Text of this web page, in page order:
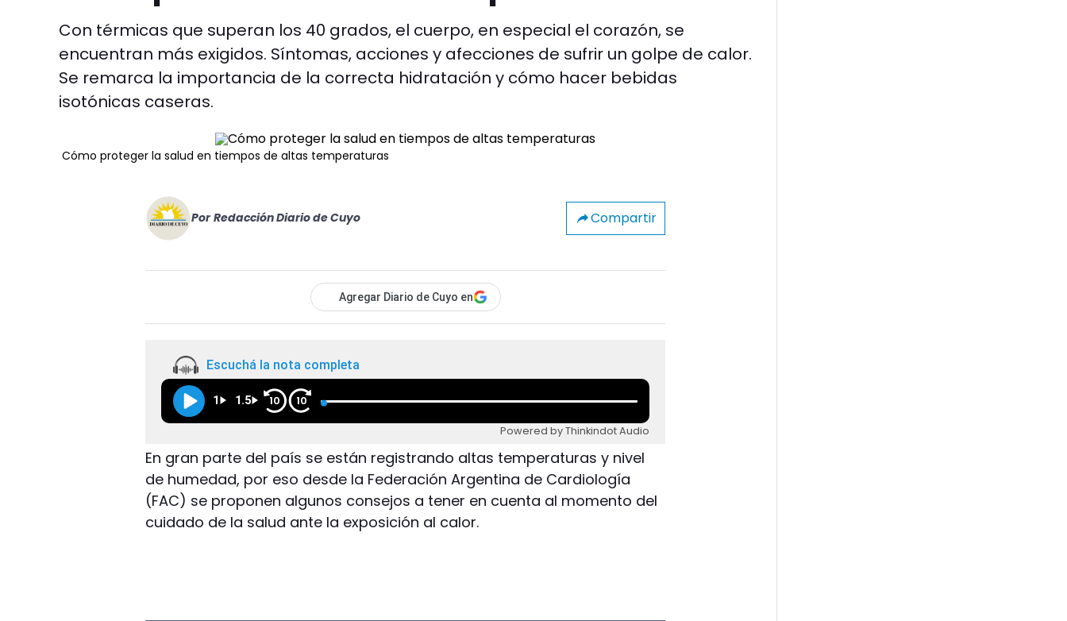
Con térmicas que superan los 40 grados, el cuerpo, en especial el corazón, se
encuentran más exigidos. Síntomas, acciones y afecciones de sufrir un golpe de calor.
Se remarca la importancia de la correcta hidratación y cómo hacer bebidas
isotónicas caseras.
Cómo proteger la salud en tiempos de altas temperaturas
Por Redacción Diario de Cuyo Compartir
Agregar Diario de Cuyo en
Escuchá la nota completa
1 1.5 10 10
Powered by Thinkindot Audio
En gran parte del país se están registrando altas temperaturas y nivel
de humedad, por eso desde la Federación Argentina de Cardiología
(FAC) se proponen algunos consejos a tener en cuenta al momento del
cuidado de la salud ante la exposición al calor.